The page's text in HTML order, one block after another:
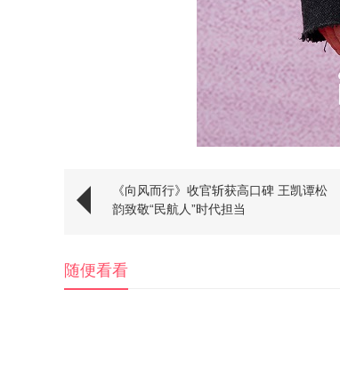
《向风而行》收官斩获高口碑 王凯谭松
韵致敬“民航人”时代担当
随便看看